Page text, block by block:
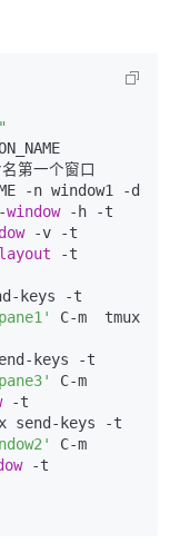
一个窗口
-n window1 -d
window -h -t
-v -t
layout -t
C-m  tmux
keys -t
C-m
-t
send-keys -t
C-m
-t